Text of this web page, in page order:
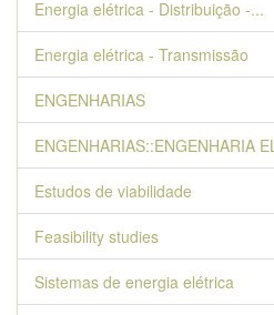
Energia elétrica - Distribuição -...
Energia elétrica - Transmissão
ENGENHARIAS
ENGENHARIAS::ENGENHARIA
Estudos de viabilidade
Feasibility studies
Sistemas de energia elétrica